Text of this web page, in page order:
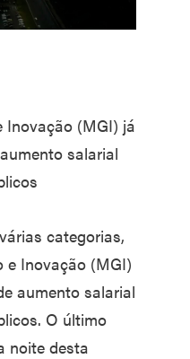
Inovação (MGI) já
salarial
categorias,
e Inovação (MGI)
aumento salarial
O último
noite desta